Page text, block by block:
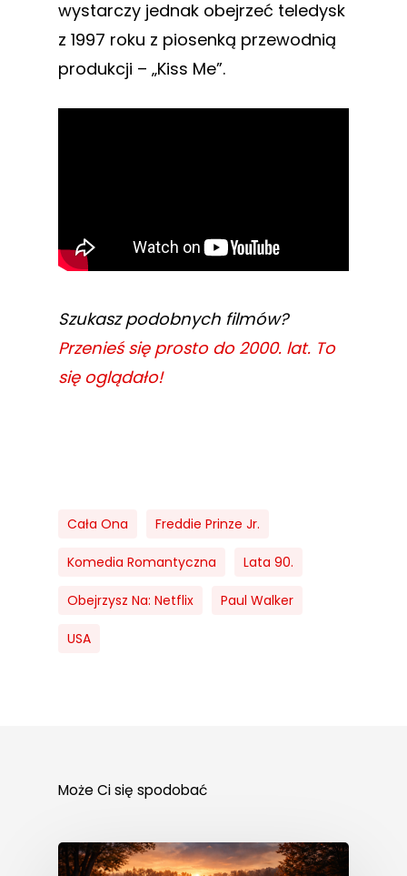
wystarczy jednak obejrzeć teledysk
z 1997 roku z piosenką przewodnią
produkcji – „Kiss Me”.
Szukasz podobnych filmów?
Przenieś się prosto do 2000. lat. To
się oglądało!
Cała Ona Freddie Prinze Jr.
Komedia Romantyczna Lata 90.
Obejrzysz Na: Netflix Paul Walker
USA
Może Ci się spodobać